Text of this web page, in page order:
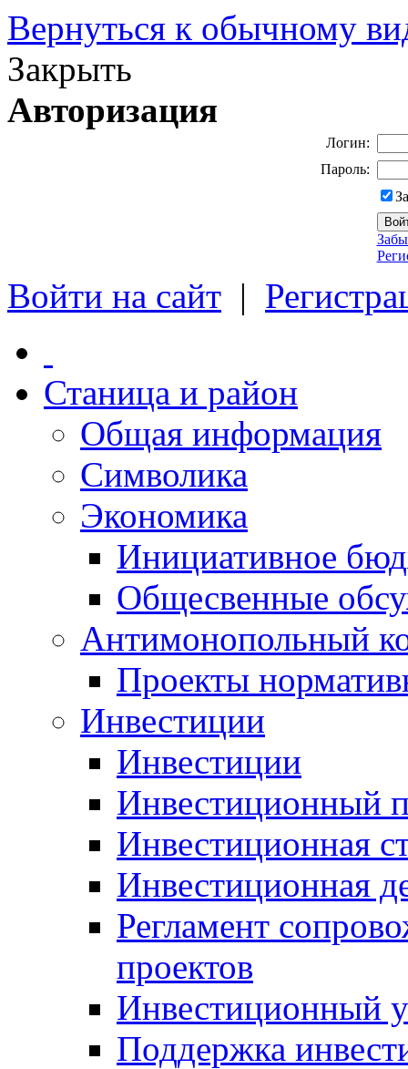
Вернуться к обычному
Закрыть
Авторизация
Логин:
Пароль:
Войти на сайт |
Станица и район
Общая информация
Символика
Экономика
Инициативное
Общесвенные
Антимонопольный
Проекты
Инвестиции
Инвестиции
Инвестиционный
Инвестиционная
Инвестиционная
Регламент
проектов
Инвестиционный
Поддержка